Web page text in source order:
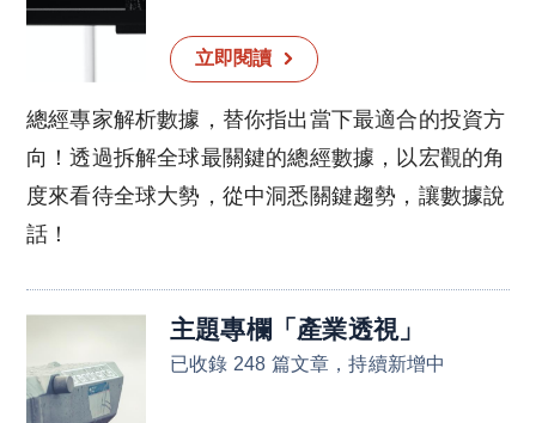
立即閱讀
總經專家解析數據，替你指出當下最適合的投資方
向！透過拆解全球最關鍵的總經數據，以宏觀的角
度來看待全球大勢，從中洞悉關鍵趨勢，讓數據說
話！
主題專欄 「 產業透視」
已收錄 248 篇文章，持續新增中